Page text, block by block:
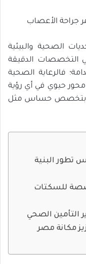
الصحية والبيئية
التخصصات الدقيقة
فالرعاية الصحية
حيوي في أي رؤية
بتخصص حساس مثل
تطور البنية
للسكتات
الصحي
مكانة مصر